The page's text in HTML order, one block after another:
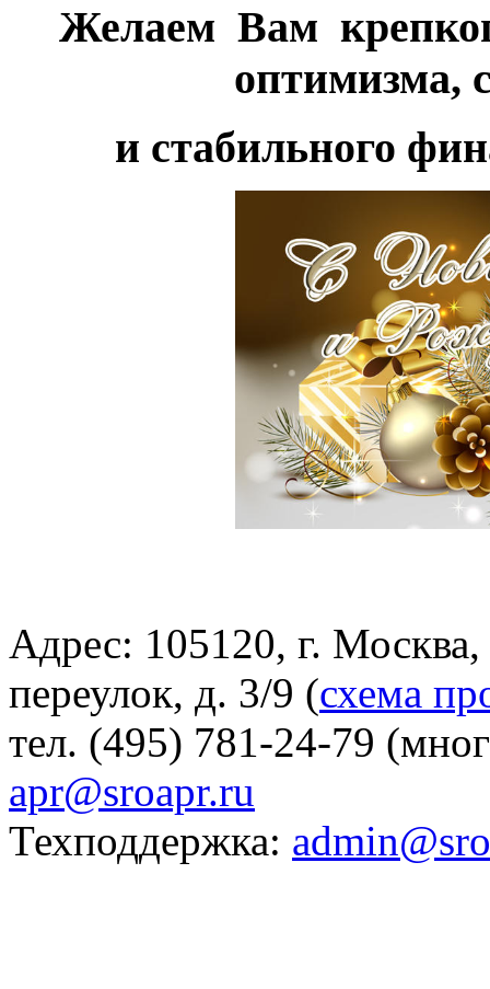
Желаем Вам
оптимизма,
и стабильного
Адрес: 105120, г.
переулок, д. 3/9 (схема
тел. (495) 781-24-79
apr@sroapr.ru
Техподдержка: